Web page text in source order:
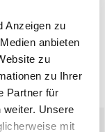
Anzeigen zu
anbieten
zu
zu Ihrer
Partner für
weiter. Unsere
mit